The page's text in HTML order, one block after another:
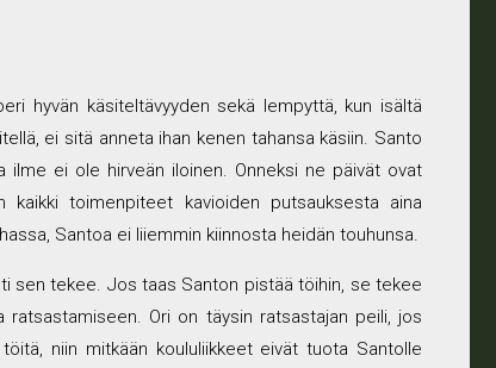
hyvän käsiteltävyyden sekä lempyttä, kun isältä
ei sitä anneta ihan kenen tahansa käsiin. Santo
ilme ei ole hirveän iloinen. Onneksi ne päivät ovat
toimenpiteet kavioiden putsauksesta aina
Santoa ei liiemmin kiinnosta heidän touhunsa.
sen tekee. Jos taas Santon pistää töihin, se tekee
ratsastamiseen. Ori on täysin ratsastajan peili, jos
niin mitkään koululiikkeet eivät tuota Santolle